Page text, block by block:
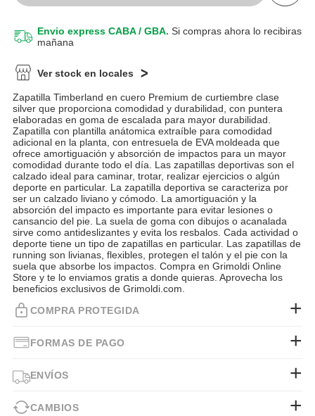
Envio express CABA / GBA. Si compras ahora lo recibiras
mañana
Ver stock en locales
Zapatilla Timberland en cuero Premium de curtiembre clase
silver que proporciona comodidad y durabilidad, con puntera
elaboradas en goma de escalada para mayor durabilidad.
Zapatilla con plantilla anátomica extraíble para comodidad
adicional en la planta, con entresuela de EVA moldeada que
ofrece amortiguación y absorción de impactos para un mayor
comodidad durante todo el día. Las zapatillas deportivas son el
calzado ideal para caminar, trotar, realizar ejercicios o algún
deporte en particular. La zapatilla deportiva se caracteriza por
ser un calzado liviano y cómodo. La amortiguación y la
absorción del impacto es importante para evitar lesiones o
cansancio del pie. La suela de goma con dibujos o acanalada
sirve como antideslizantes y evita los resbalos. Cada actividad o
deporte tiene un tipo de zapatillas en particular. Las zapatillas de
running son livianas, flexibles, protegen el talón y el pie con la
suela que absorbe los impactos. Compra en Grimoldi Online
Store y te lo enviamos gratis a donde quieras. Aprovecha los
beneficios exclusivos de Grimoldi.com.
COMPRA PROTEGIDA
FORMAS DE PAGO
ENVÍOS
CAMBIOS